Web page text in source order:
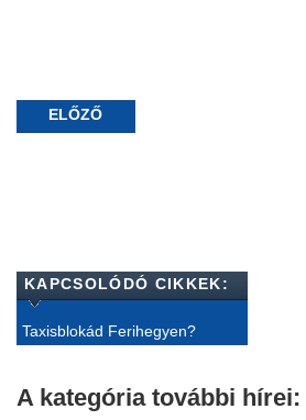
ELŐZŐ
KAPCSOLÓDÓ CIKKEK:
Taxisblokád Ferihegyen?
A kategória további hírei: